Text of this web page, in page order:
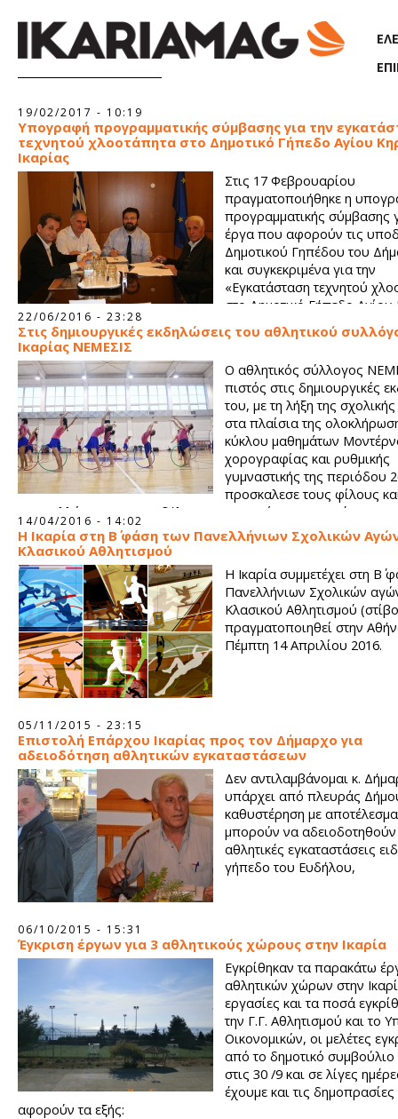
19/02/2017 - 10:19
Υπογραφή προγραμματικής σύμβασης για την
τεχνητού χλοοτάπητα στο Δημοτικό Γήπεδο Αγίου
Ικαρίας
Στις 17 Φεβρουαρίου
πραγματοποιήθηκε η
προγραμματικής σύμβασης
έργα που αφορούν τις
Δημοτικού Γηπέδου του
και συγκεκριμένα για την
«Εγκατάσταση τεχνητού
στο Δημοτικό Γήπεδο
Δ. Ικαρίας Ν. Σάμου». Η χρηματοδότηση του έργου ανέρχεται
των 261.918,45 Ευρώ και έχει ενταχθεί στο ΠΔΕ του 2016.
22/06/2016 - 23:28
Στις δημιουργικές εκδηλώσεις του αθλητικού
Ικαρίας ΝΕΜΕΣΙΣ
Ο αθλητικός σύλλογος
πιστός στις δημιουργικές
του, με τη λήξη της
στα πλαίσια της
κύκλου μαθημάτων
χορογραφίας και ρυθμικής
γυμναστικής της περιόδου
προσκαλεσε τους φίλους
του συλλόγου σε μια εκδήλωση στην οποία οι συμμετέχουσες
αθλήτριες έδωσαν τον καλύτερο εαυτό τους παρουσιάζοντας
εκπληκτικές χορογραφίες αναδεικνύοντας την ομορφιά του
κερδίζοντας έτσι το δυνατό χειροκρότημα όλων των
14/04/2016 - 14:02
Η Ικαρία στη Β΄ φάση των Πανελλήνιων Σχολικών
Κλασικού Αθλητισμού
Η Ικαρία συμμετέχει στη Β΄
Πανελλήνιων Σχολικών
Κλασικού Αθλητισμού
πραγματοποιηθεί στην
Πέμπτη 14 Απριλίου 2016.
05/11/2015 - 23:15
Επιστολή Επάρχου Ικαρίας προς τον Δήμαρχο για
αδειοδότηση αθλητικών εγκαταστάσεων
Δεν αντιλαμβάνομαι κ.
υπάρχει από πλευράς
καθυστέρηση με
μπορούν να
αθλητικές εγκαταστάσεις
γήπεδο του Ευδήλου,
06/10/2015 - 15:31
Έγκριση έργων για 3 αθλητικούς χώρους στην Ικαρία
Εγκρίθηκαν τα παρακάτω
αθλητικών χώρων στην
εργασίες και τα ποσά
την Γ.Γ. Αθλητισμού και το
Οικονομικών, οι μελέτες
από το δημοτικό συμβούλιο
στις 30 /9 και σε λίγες
έχουμε και τις
αφορούν τα εξής: